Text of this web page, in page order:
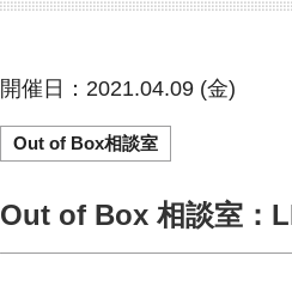
協賛・協力
開催日：2021.04.09 (金)
Out of Box相談室
Out of Box 相談室：